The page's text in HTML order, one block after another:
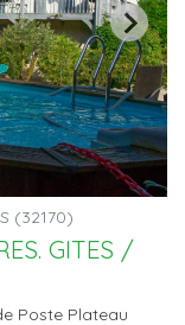
(32170)
GITES /
Poste Plateau